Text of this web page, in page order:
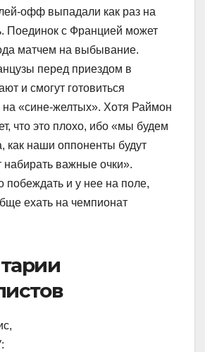
офф выпадали как раз на
Поединок с Францией может
матчем на выбывание.
перед приездом в
и смогут готовиться
на «сине-желтых». Хотя Раймон
что это плохо, ибо «мы будем
как наши оппоненты будут
набирать важные очки».
побеждать и у нее на поле,
ехать на чемпионат